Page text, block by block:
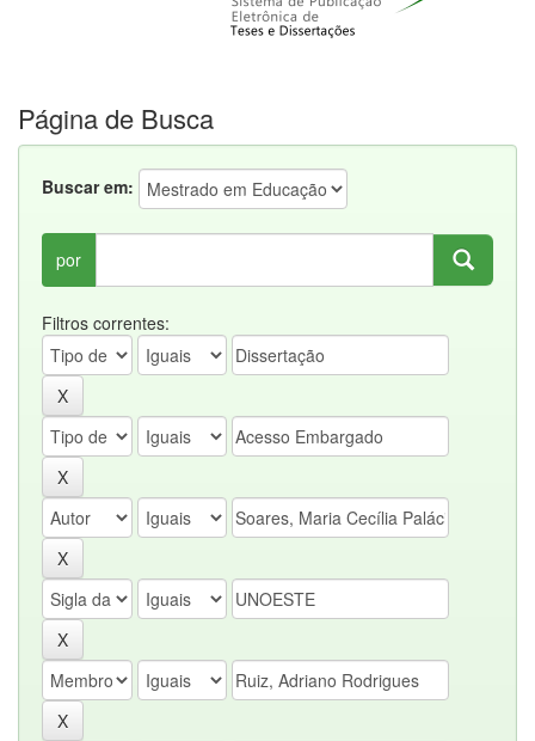
Página de Busca
Buscar em:
por
Filtros correntes: